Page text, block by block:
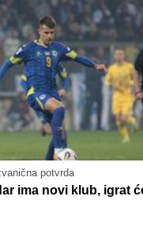
potvrda
ima novi klub, igrat